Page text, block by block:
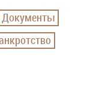
Документы